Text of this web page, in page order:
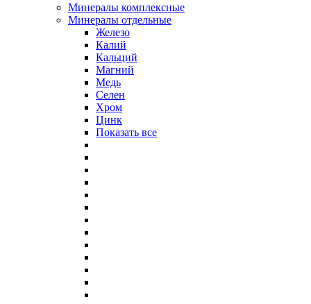
Минералы комплексные
Минералы отдельные
Железо
Калий
Кальций
Магний
Медь
Селен
Хром
Цинк
Показать все